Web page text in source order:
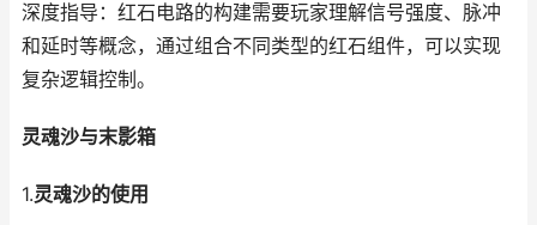
深度指导：红石电路的构建需要玩家理解信号强度、脉冲
和延时等概念，通过组合不同类型的红石组件，可以实现
复杂逻辑控制。
灵魂沙与末影箱
1.灵魂沙的使用